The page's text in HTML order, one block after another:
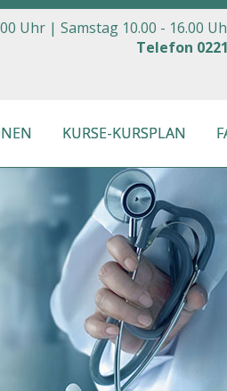
Uhr | Samstag 10.00 - 16.00
Telefon
KURSE-KURSPLAN